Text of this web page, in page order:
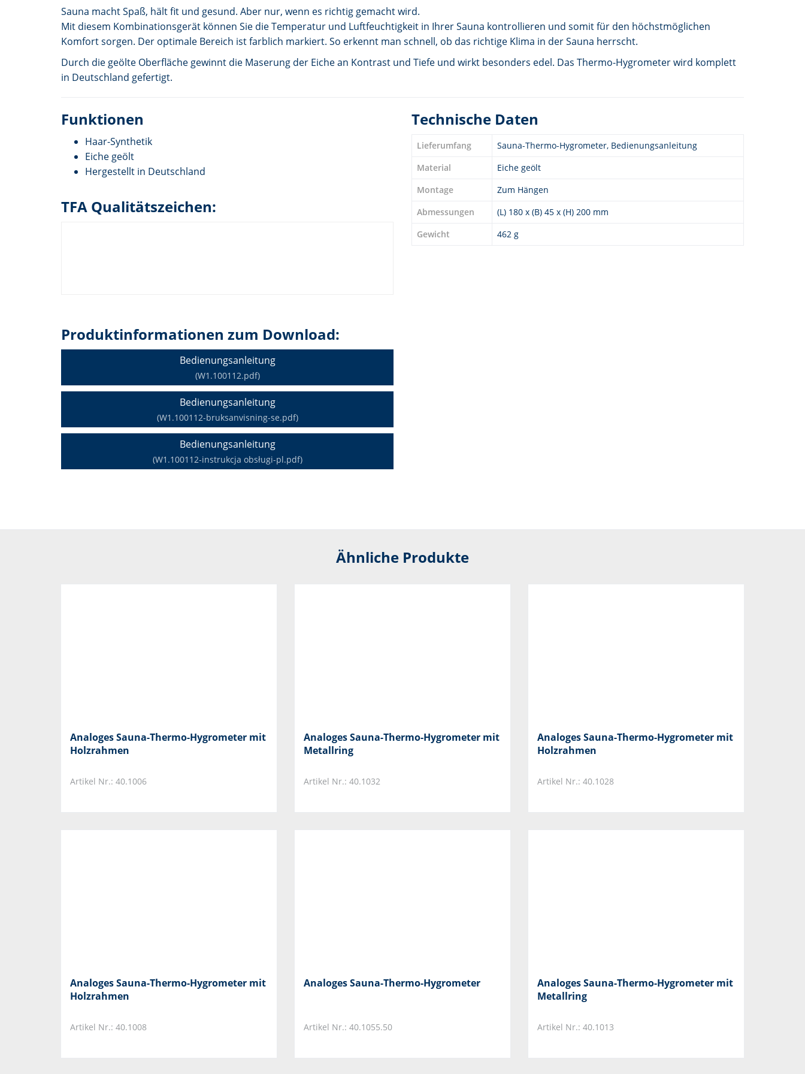
Sauna macht Spaß, hält fit und gesund. Aber nur, wenn es richtig gemacht wird.
Mit diesem Kombinationsgerät können Sie die Temperatur und Luftfeuchtigkeit in Ihrer Sauna kontrollieren und somit für den höchstmöglichen
Komfort sorgen. Der optimale Bereich ist farblich markiert. So erkennt man schnell, ob das richtige Klima in der Sauna herrscht.
Durch die geölte Oberfläche gewinnt die Maserung der Eiche an Kontrast und Tiefe und wirkt besonders edel. Das Thermo-Hygrometer wird komplett
in Deutschland gefertigt.
Funktionen
Haar-Synthetik
Eiche geölt
Hergestellt in Deutschland
TFA Qualitätszeichen:
Produktinformationen zum Download:
Bedienungsanleitung
(W1.100112.pdf)
Bedienungsanleitung
(W1.100112-bruksanvisning-se.pdf)
Bedienungsanleitung
(W1.100112-instrukcja obsługi-pl.pdf)
Technische Daten
Lieferumfang
Sauna-Thermo-Hygrometer, Bedienungsanleitung
Material
Eiche geölt
Montage
Zum Hängen
Abmessungen
(L) 180 x (B) 45 x (H) 200 mm
Gewicht
462 g
Ähnliche Produkte
Analoges Sauna-Thermo-Hygrometer mit
Holzrahmen
Artikel Nr.: 40.1006
Analoges Sauna-Thermo-Hygrometer mit
Metallring
Artikel Nr.: 40.1032
Analoges Sauna-Thermo-Hygrometer mit
Holzrahmen
Artikel Nr.: 40.1028
Analoges Sauna-Thermo-Hygrometer mit
Holzrahmen
Artikel Nr.: 40.1008
Analoges Sauna-Thermo-Hygrometer
Artikel Nr.: 40.1055.50
Analoges Sauna-Thermo-Hygrometer mit
Metallring
Artikel Nr.: 40.1013